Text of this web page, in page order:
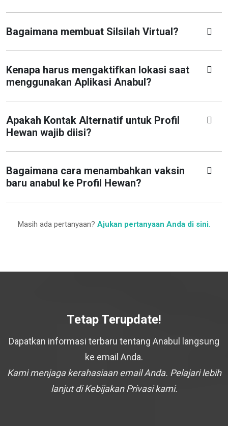
Bagaimana membuat Silsilah Virtual?
Kenapa harus mengaktifkan lokasi saat
menggunakan Aplikasi Anabul?
Apakah Kontak Alternatif untuk Profil
Hewan wajib diisi?
Bagaimana cara menambahkan vaksin
baru anabul ke Profil Hewan?
Masih ada pertanyaan? Ajukan pertanyaan Anda di sini.
Tetap Terupdate!
Dapatkan informasi terbaru tentang Anabul langsung
ke email Anda.
Kami menjaga kerahasiaan email Anda. Pelajari lebih
lanjut di Kebijakan Privasi kami.